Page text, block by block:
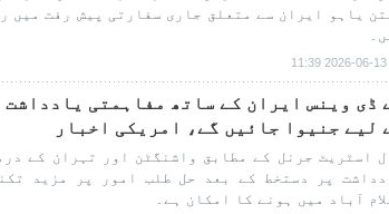
یاہو ایران سے متعلق جاری سفارتی پیش رفت میں
2026-06-13 11:39
ڈی وینس ایران کے ساتھ مفاہمتی یادداشت
لیے جنیوا جائیں گے، امریکی اخبار
اسٹریٹ جرنل کے مطابق واشنگٹن اور تہران کے
پر دستخط کے بعد حل طلب امور پر مزید
آباد میں ہونے کا امکان ہے۔